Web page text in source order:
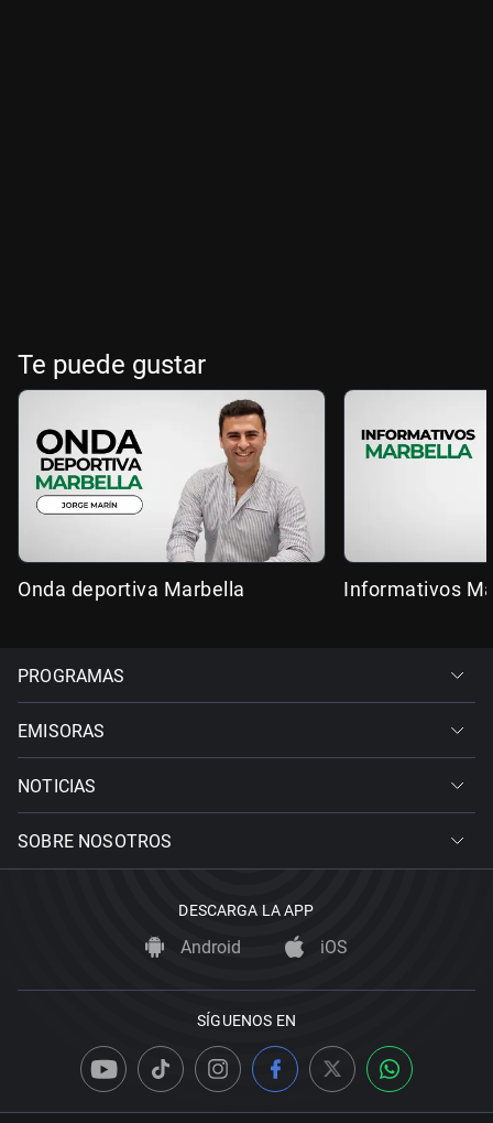
Te puede gustar
Onda deportiva Marbella Informativos
PROGRAMAS
EMISORAS
NOTICIAS
SOBRE NOSOTROS
DESCARGA LA APP
Android iOS
SÍGUENOS EN